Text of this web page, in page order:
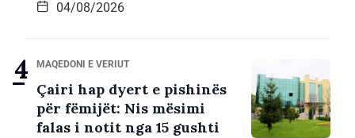
04/08/2026
MAQEDONI E VERIUT
Çairi hap dyert e pishinës
për fëmijët: Nis mësimi
falas i notit nga 15 gushti